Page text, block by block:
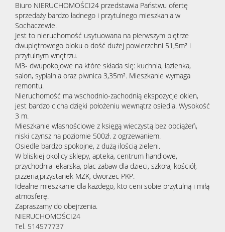
Biuro NIERUCHOMOŚCI24 przedstawia Państwu ofertę
sprzedaży bardzo ładnego i przytulnego mieszkania w
Sochaczewie.
Jest to nieruchomość usytuowana na pierwszym piętrze
dwupiętrowego bloku o dość dużej powierzchni 51,5m² i
przytulnym wnętrzu.
M3- dwupokojowe na które składa się: kuchnia, łazienka,
salon, sypialnia oraz piwnica 3,35m². Mieszkanie wymaga
remontu.
Nieruchomość ma wschodnio-zachodnią ekspozycje okien,
jest bardzo cicha dzięki położeniu wewnątrz osiedla. Wysokość
3 m.
Mieszkanie własnościowe z księgą wieczystą bez obciążeń,
niski czynsz na poziomie 500zł. z ogrzewaniem.
Osiedle bardzo spokojne, z dużą ilością zieleni.
W bliskiej okolicy sklepy, apteka, centrum handlowe,
przychodnia lekarska, plac zabaw dla dzieci, szkoła, kościół,
pizzeria,przystanek MZK, dworzec PKP.
Idealne mieszkanie dla każdego, kto ceni sobie przytulną i miłą
atmosferę.
Zapraszamy do obejrzenia.
NIERUCHOMOŚCI24
Tel. 514577737